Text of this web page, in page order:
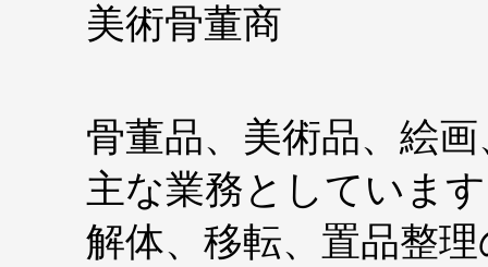
美術骨董商
骨董品、美術品、絵
主な業務としていま
解体、移転、置品整